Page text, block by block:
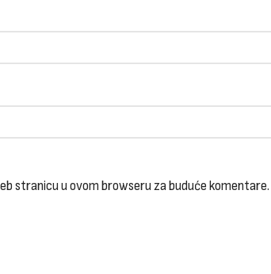
stranicu u ovom browseru za buduće komentare.